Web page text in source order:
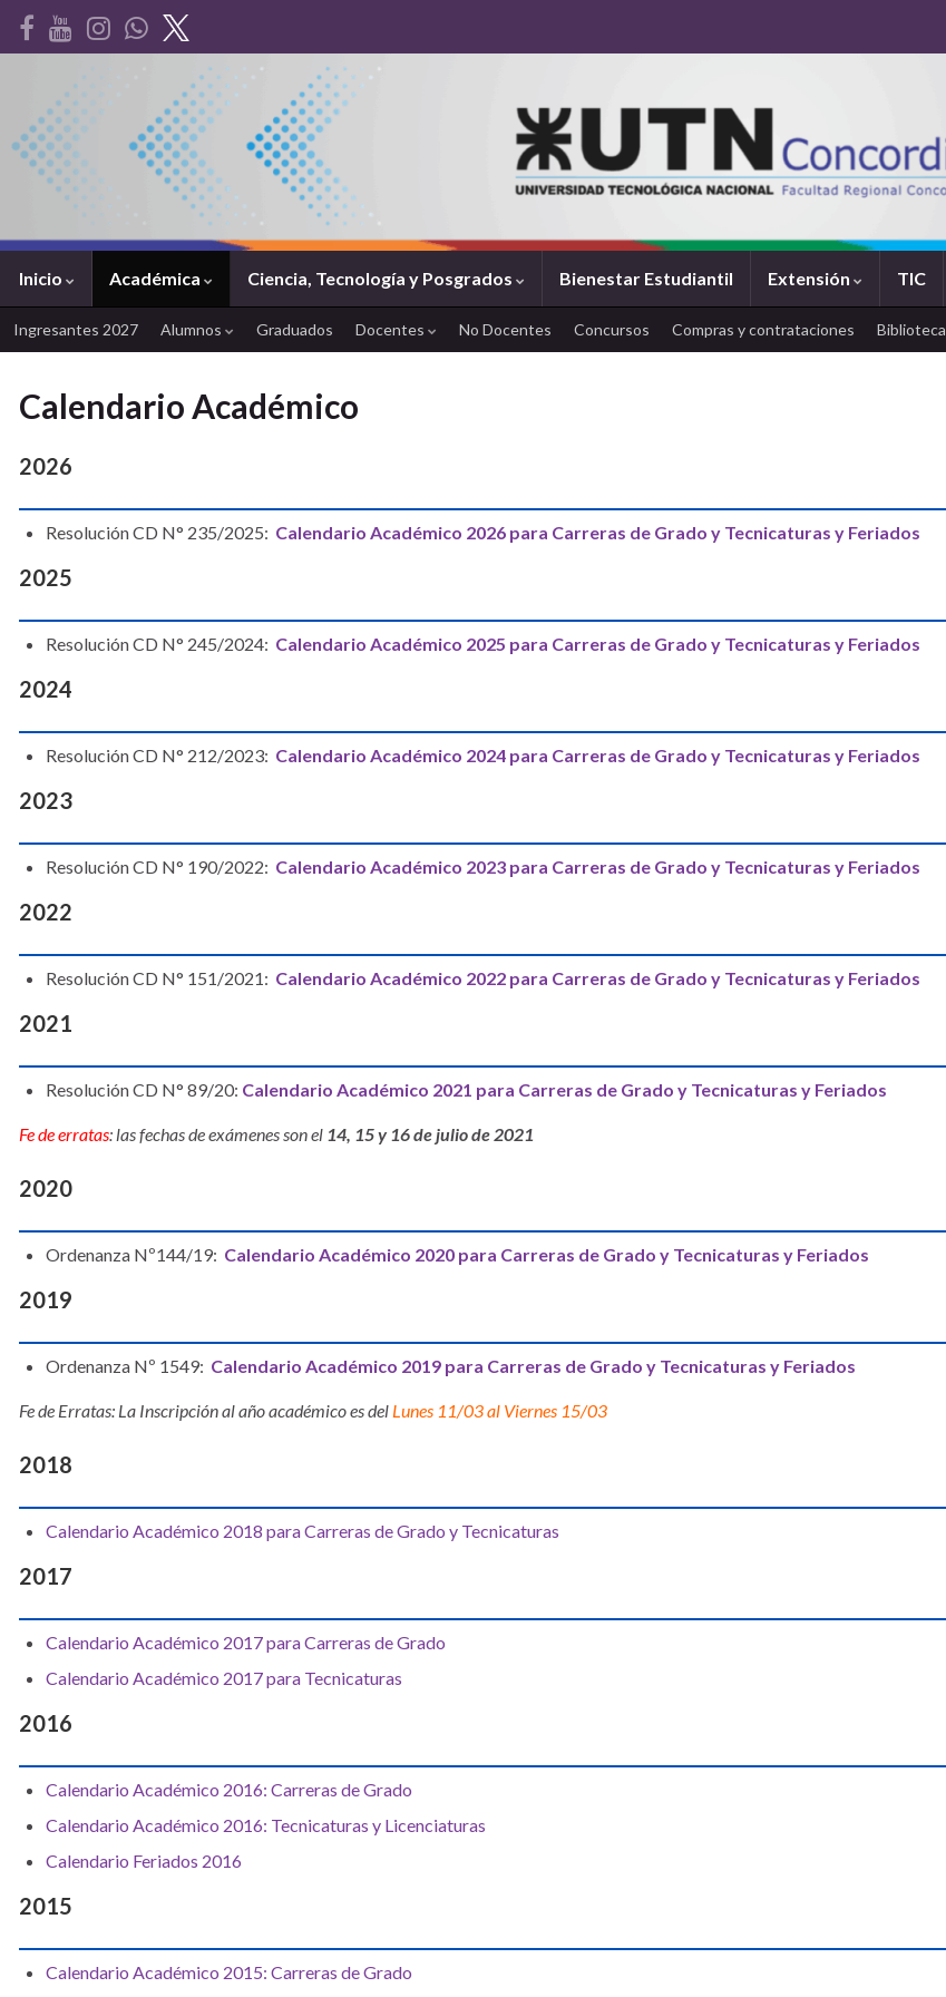
Inicio Académica Ciencia, Tecnología y Posgrados Bienestar Estudiantil Extensión TIC
Ingresantes 2027 Alumnos Graduados Docentes No Docentes Concursos Compras y contrataciones Biblioteca
Calendario Académico
2026
Resolución CD N° 235/2025: Calendario Académico 2026 para Carreras de Grado y Tecnicaturas y Feriados
2025
Resolución CD N° 245/2024: Calendario Académico 2025 para Carreras de Grado y Tecnicaturas y Feriados
2024
Resolución CD N° 212/2023: Calendario Académico 2024 para Carreras de Grado y Tecnicaturas y Feriados
2023
Resolución CD N° 190/2022: Calendario Académico 2023 para Carreras de Grado y Tecnicaturas y Feriados
2022
Resolución CD N° 151/2021: Calendario Académico 2022 para Carreras de Grado y Tecnicaturas y Feriados
2021
Resolución CD N° 89/20: Calendario Académico 2021 para Carreras de Grado y Tecnicaturas y Feriados
Fe de erratas: las fechas de exámenes son el 14, 15 y 16 de julio de 2021
2020
Ordenanza Nº144/19: Calendario Académico 2020 para Carreras de Grado y Tecnicaturas y Feriados
2019
Ordenanza Nº 1549: Calendario Académico 2019 para Carreras de Grado y Tecnicaturas y Feriados
Fe de Erratas: La Inscripción al año académico es del Lunes 11/03 al Viernes 15/03
2018
Calendario Académico 2018 para Carreras de Grado y Tecnicaturas
2017
Calendario Académico 2017 para Carreras de Grado
Calendario Académico 2017 para Tecnicaturas
2016
Calendario Académico 2016: Carreras de Grado
Calendario Académico 2016: Tecnicaturas y Licenciaturas
Calendario Feriados 2016
2015
Calendario Académico 2015: Carreras de Grado